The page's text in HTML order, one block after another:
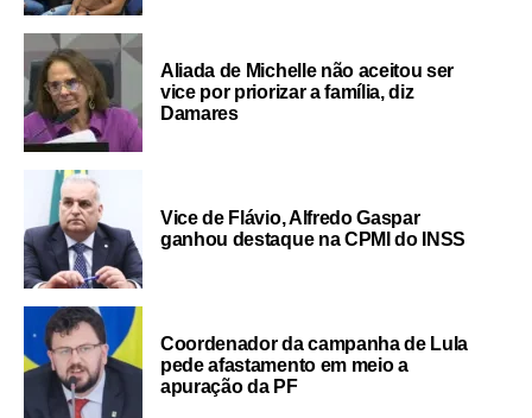
Aliada de Michelle não aceitou ser
vice por priorizar a família, diz
Damares
Vice de Flávio, Alfredo Gaspar
ganhou destaque na CPMI do INSS
Coordenador da campanha de Lula
pede afastamento em meio a
apuração da PF